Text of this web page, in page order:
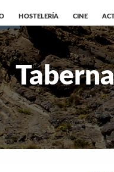
HOSTELERÍA CINE